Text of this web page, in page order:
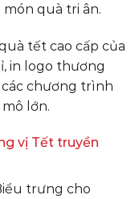
quà tri ân.
tết cao cấp của
in logo thương
chương trình
lớn.
vị Tết truyền
trưng cho